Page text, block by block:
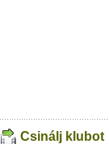
Csinálj klubot